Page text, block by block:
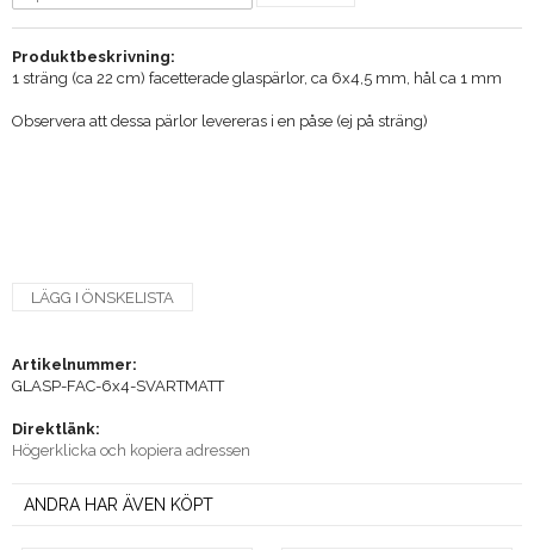
Produktbeskrivning:
1 sträng (ca 22 cm) facetterade glaspärlor, ca 6x4,5 mm, hål ca 1 mm
Observera att dessa pärlor levereras i en påse (ej på sträng)
LÄGG I ÖNSKELISTA
Artikelnummer:
GLASP-FAC-6x4-SVARTMATT
Direktlänk:
Högerklicka och kopiera adressen
ANDRA HAR ÄVEN KÖPT